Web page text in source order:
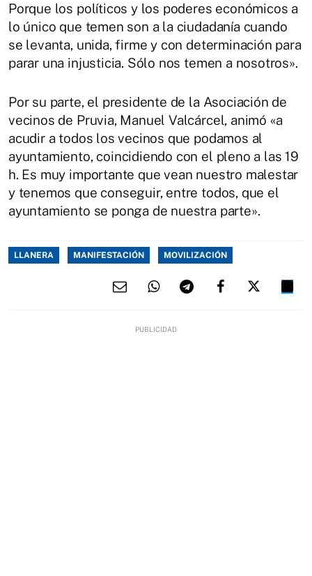
Porque los políticos y los poderes económicos a
lo único que temen son a la ciudadanía cuando
se levanta, unida, firme y con determinación para
parar una injusticia. Sólo nos temen a nosotros».
Por su parte, el presidente de la Asociación de
vecinos de Pruvia, Manuel Valcárcel, animó «a
acudir a todos los vecinos que podamos al
ayuntamiento, coincidiendo con el pleno a las 19
h. Es muy importante que vean nuestro malestar
y tenemos que conseguir, entre todos, que el
ayuntamiento se ponga de nuestra parte».
LLANERA MANIFESTACIÓN MOVILIZACIÓN